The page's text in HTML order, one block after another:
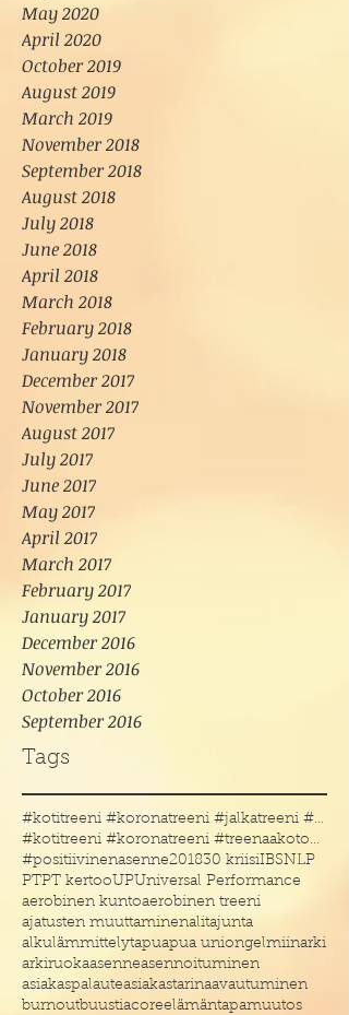
May 2020
April 2020
October 2019
August 2019
March 2019
November 2018
September 2018
August 2018
July 2018
June 2018
April 2018
March 2018
February 2018
January 2018
December 2017
November 2017
August 2017
July 2017
June 2017
May 2017
April 2017
March 2017
February 2017
January 2017
December 2016
November 2016
October 2016
September 2016
Tags
#kotitreeni #koronatreeni #jalkatreeni #treenakoto
#kotitreeni #koronatreeni #treenaakotona #treenaau
#positiivinenasenne201830 kriisiIBSNLP
PTPT kertooUPUniversal Performance
aerobinen kuntoaerobinen treeni
ajatusten muuttaminenalitajunta
alkulämmittelytapuapua uniongelmiinarki
arkiruokaasenneasennoituminen
asiakaspalauteasiakastarinaavautuminen
burnoutbuustiacoreelämäntapamuutos